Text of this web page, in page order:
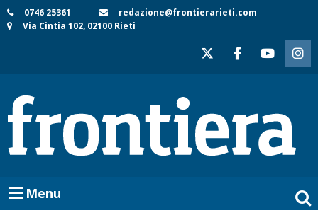
Skip
to
0746 25361
redazione@frontierarieti.com
Via Cintia 102, 02100 Rieti
Menu